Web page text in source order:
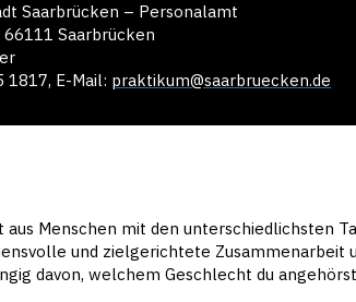
Saarbrücken – Personalamt
Saarbrücken
1817, E-Mail: praktikum@saarbruecken.de
aus Menschen mit den unterschiedlichsten
und zielgerichtete
davon, welchem Geschlecht du